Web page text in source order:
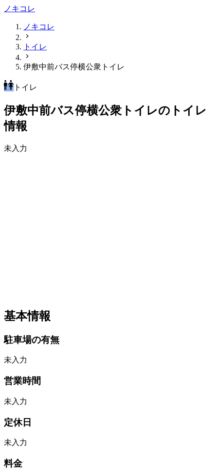
ノキコレ
ノキコレ
トイレ
伊敷中前バス停横公衆トイレ
トイレ
伊敷中前バス停横公衆トイレのトイレ
情報
未入力
基本情報
駐車場の有無
未入力
営業時間
未入力
定休日
未入力
料金